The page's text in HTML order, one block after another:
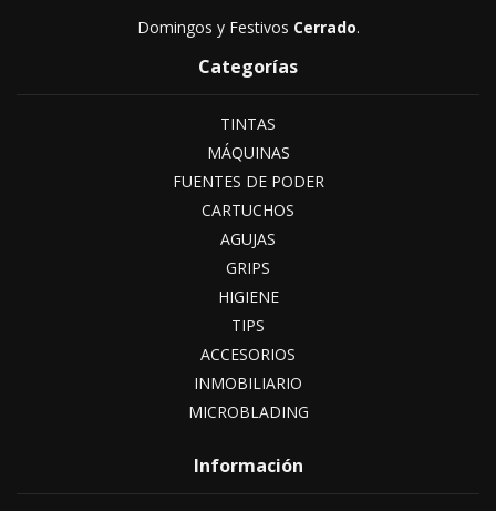
Domingos y Festivos Cerrado.
Categorías
TINTAS
MÁQUINAS
FUENTES DE PODER
CARTUCHOS
AGUJAS
GRIPS
HIGIENE
TIPS
ACCESORIOS
INMOBILIARIO
MICROBLADING
Información